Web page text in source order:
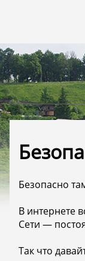
Безопасно
В интернете
Сети —
Так что